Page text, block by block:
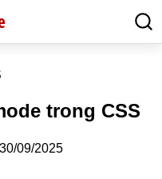
trong CSS
30/09/2025